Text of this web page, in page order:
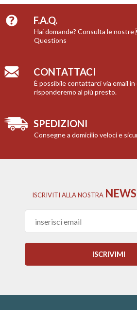
F.A.Q.
Hai domande? Consulta le
Questions
CONTATTACI
È possibile contattarci via email
risponderemo al più presto.
SPEDIZIONI
Consegne a domicilio veloci e
ISCRIVITI ALLA NOSTRA
ISCRIVIMI